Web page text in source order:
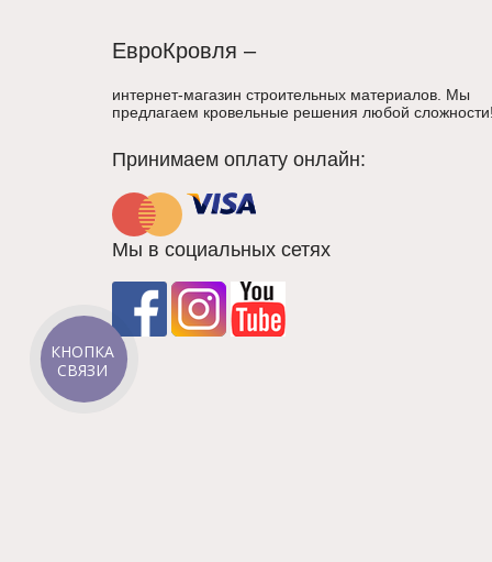
ЕвроКровля –
интернет-магазин строительных материалов. Мы
предлагаем кровельные решения любой
Принимаем оплату онлайн:
Мы в социальных сетях
КНОПКА
СВЯЗИ